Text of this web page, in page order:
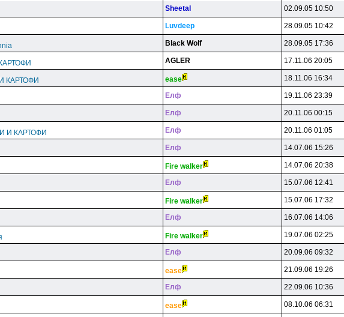
Sheetal 02.09.05 10:50
Luvdeep 28.09.05 10:42
Black Wolf 28.09.05 17:36
AGLER 17.11.06 20:05
КАРТОФИ ease 18.11.06 16:34
Eлф 19.11.06 23:39
Eлф 20.11.06 00:15
И КАРТОФИ Eлф 20.11.06 01:05
Eлф 14.07.06 15:26
Fire walker 14.07.06 20:38
Eлф 15.07.06 12:41
Fire walker 15.07.06 17:32
Eлф 16.07.06 14:06
Fire walker 19.07.06 02:25
Eлф 20.09.06 09:32
ease 21.09.06 19:26
Eлф 22.09.06 10:36
ease 08.10.06 06:31